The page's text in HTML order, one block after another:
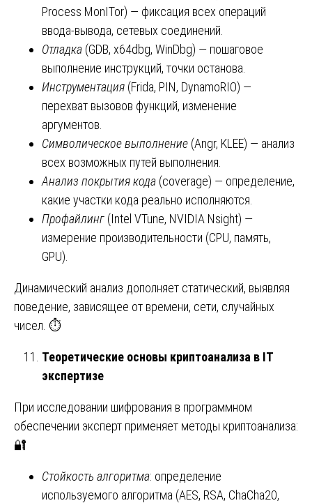
Process MonITor) — фиксация всех операций
ввода-вывода, сетевых соединений.
Отладка (GDB, x64dbg, WinDbg) — пошаговое
выполнение инструкций, точки останова.
Инструментация (Frida, PIN, DynamoRIO) —
перехват вызовов функций, изменение
аргументов.
Символическое выполнение (Angr, KLEE) — анализ
всех возможных путей выполнения.
Анализ покрытия кода (coverage) — определение,
какие участки кода реально исполняются.
Профайлинг (Intel VTune, NVIDIA Nsight) —
измерение производительности (CPU, память,
GPU).
Динамический анализ дополняет статический, выявляя
поведение, зависящее от времени, сети, случайных
чисел. ⏱️
Теоретические основы криптоанализа в IT
экспертизе
При исследовании шифрования в программном
обеспечении эксперт применяет методы криптоанализа:
🔐
Стойкость алгоритма: определение
используемого алгоритма (AES, RSA, ChaCha20,